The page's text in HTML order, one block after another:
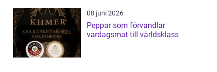
08 juni 2026
Peppar som förvandlar
vardagsmat till världsklass